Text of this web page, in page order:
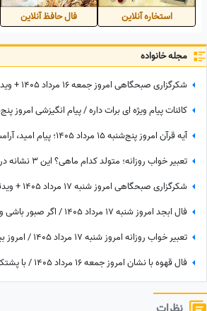
استخاره آنلاین فال حافظ آنلاین
مجله خانواده